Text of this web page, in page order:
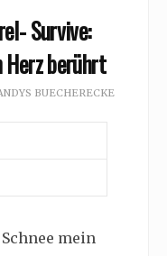
Survive:
Herz berührt
BUECHERECKE
mein